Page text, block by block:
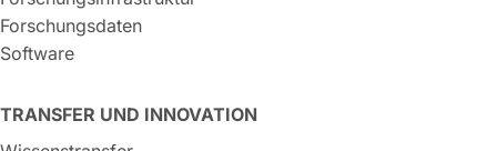
Forschungsdaten
Software
TRANSFER UND INNOVATION